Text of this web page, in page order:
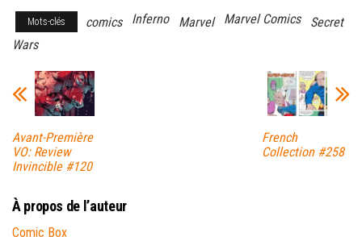
Mots-clés comics Inferno Marvel Marvel Comics
Secret
Wars
Avant-Première
VO: Review
Invincible #120
French
Collection #258
À propos de l’auteur
Comic Box